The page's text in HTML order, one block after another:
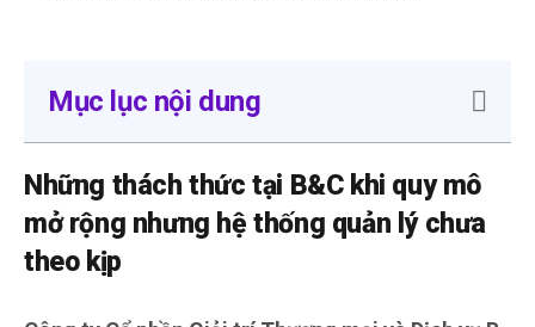
Mục lục nội dung
Những thách thức tại B&C khi quy mô
mở rộng nhưng hệ thống quản lý chưa
theo kịp